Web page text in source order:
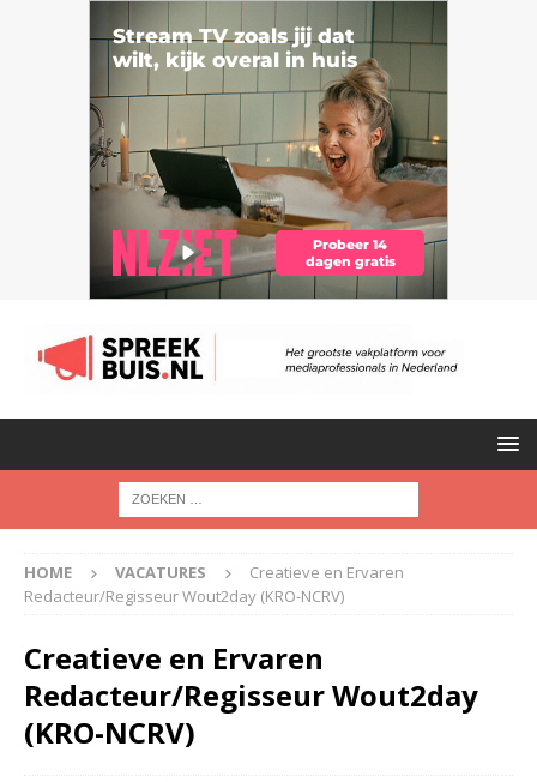
HOME VACATURES
Creatieve en Ervaren
Redacteur/Regisseur Wout2day (KRO-NCRV)
Creatieve en Ervaren
Redacteur/Regisseur Wout2day
(KRO-NCRV)